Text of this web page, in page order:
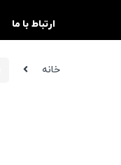
ارتباط با ما
خانه